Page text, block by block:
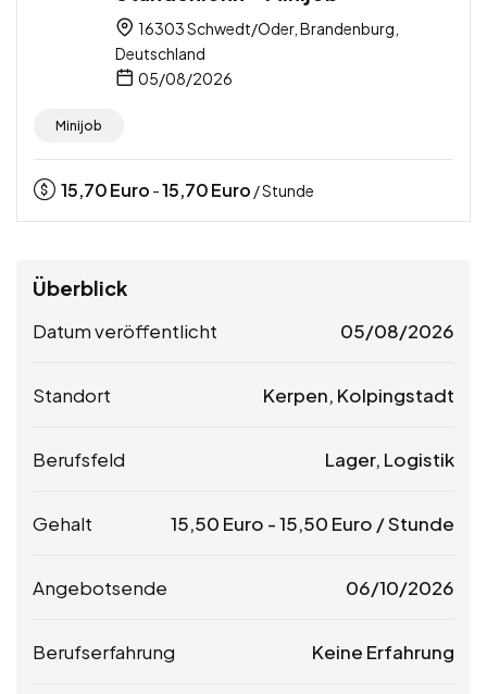
16303 Schwedt/Oder, Brandenburg,
Deutschland
05/08/2026
Minijob
15,70Euro -15,70Euro / Stunde
Überblick
Datum veröffentlicht 05/08/2026
Standort Kerpen, Kolpingstadt
Berufsfeld Lager, Logistik
Gehalt 15,50 Euro -15,50 Euro / Stunde
Angebotsende 06/10/2026
Berufserfahrung Keine Erfahrung